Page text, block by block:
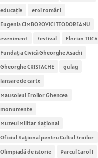
educație
eroi români
Eugenia CIMBOROVICI TEODOREANU
eveniment
Festival
Florian TUCA
Fundația Civică Gheorghe Asachi
Gheorghe CRISTACHE
gulag
lansare de carte
Mausoleul Eroilor Ghencea
monumente
Muzeul Militar Național
Oficiul Naţional pentru Cultul Eroilor
Olimpiadă de istorie
Parcul Carol I